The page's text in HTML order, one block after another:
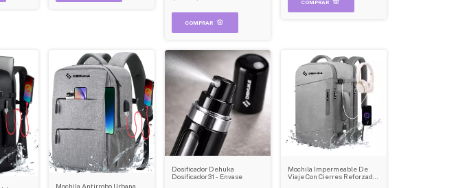
Mochila Antirrobo Urbana
Dosificador Dehuka
Dosificador31 - Envase
Mochila Impermeable De
Viaje Con Cierres Reforzados